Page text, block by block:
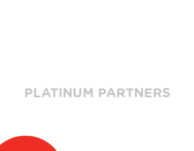
PLATINUM PARTNERS